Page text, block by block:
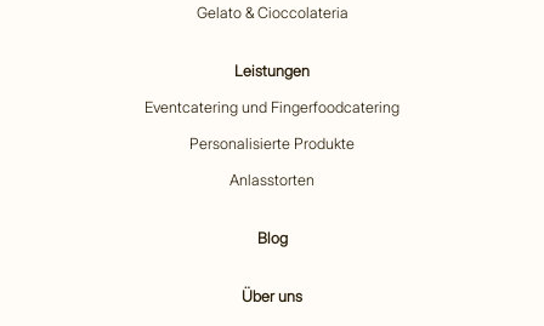
Gelato & Cioccolateria
Leistungen
Eventcatering und Fingerfoodcatering
Personalisierte Produkte
Anlasstorten
Blog
Über uns